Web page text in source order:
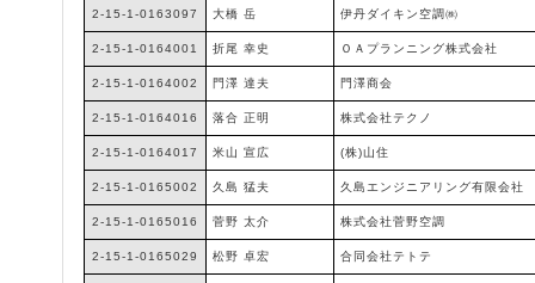
2-15-1-0163097 大橋 岳 伊丹ダイキン空調㈱
2-15-1-0164001 折尾 幸史 ＯＡプランニング株式会社
2-15-1-0164002 門澤 達夫 門澤商会
2-15-1-0164016 落合 正明 株式会社テクノ
2-15-1-0164017 米山 宣広 (株)山住
2-15-1-0165002 久島 猛夫 久島エンジニアリング有限会社
2-15-1-0165016 菅野 太介 株式会社菅野空調
2-15-1-0165029 松野 卓宏 合同会社テトテ